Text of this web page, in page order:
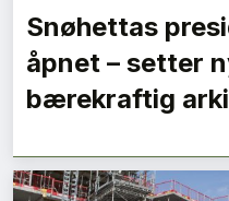
Snøhettas
åpnet – setter
bærekraftig